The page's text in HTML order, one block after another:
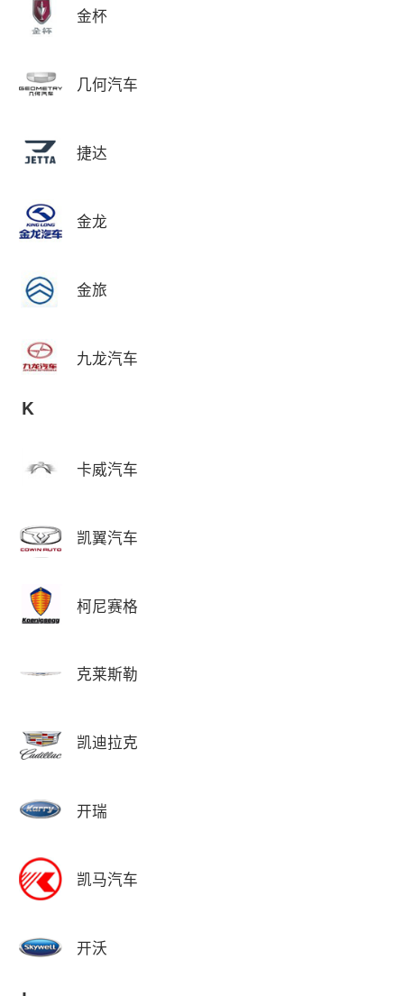
金杯
几何汽车
捷达
金龙
金旅
九龙汽车
K
卡威汽车
凯翼汽车
柯尼赛格
克莱斯勒
凯迪拉克
开瑞
凯马汽车
开沃